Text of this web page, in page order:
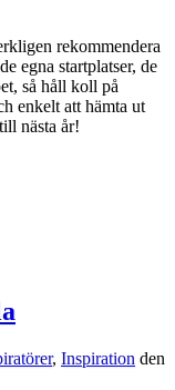
rekommendera
egna startplatser, de
så håll koll på
enkelt att hämta ut
nästa år!
, Inspiration den